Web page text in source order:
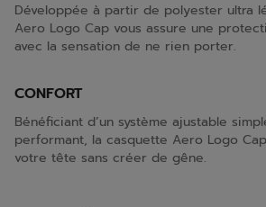
Développée à partir de polyester ultra
Aero Logo Cap vous assure une
avec la sensation de ne rien porter.
CONFORT
Bénéficiant d’un système ajustable
performant, la casquette Aero Logo
votre tête sans créer de gêne.